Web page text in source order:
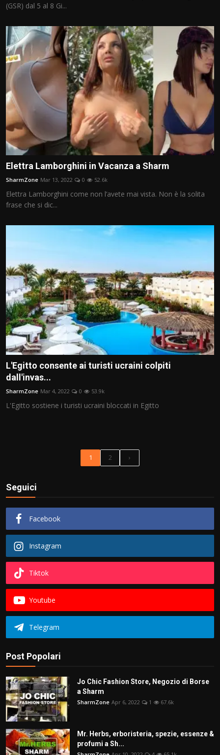
(GSR) dal 5 al 8 Gi...
Elettra Lamborghini in Vacanza a Sharm
SharmZone Mar 13, 2022 0 52.6k
Elettra Lamborghini come non l’avete mai vista. Non è la solita
frase che si dic...
L'Egitto consente ai turisti ucraini colpiti
dall'invas...
SharmZone Mar 4, 2022 0 53.9k
L'Egitto sostiene i turisti ucraini bloccati in Egitto
1 2 ›
Seguici
Facebook
Instagram
Tiktok
Youtube
Telegram
Post Popolari
Jo Chic Fashion Store, Negozio di Borse
a Sharm
SharmZone Apr 6, 2022 1 67.6k
Mr. Herbs, erboristeria, spezie, essenze &
profumi a Sh...